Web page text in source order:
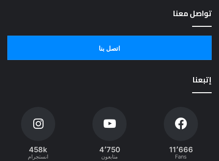
تواصل معنا
اتصل بنا
إتبعنا
11٬666
Fans
4٬750
متابعون
458k
انستجرام